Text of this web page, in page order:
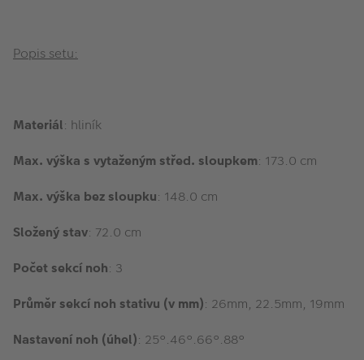
Popis setu:
Materiál: hliník
Max. výška s vytaženým střed. sloupkem: 173.0 cm
Max. výška bez sloupku: 148.0 cm
Složený stav: 72.0 cm
Počet sekcí noh: 3
Průměr sekcí noh stativu (v mm): 26mm, 22.5mm, 19mm
Nastavení noh (úhel): 25°.46°.66°.88°